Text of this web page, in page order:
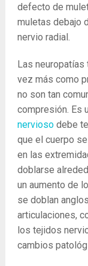
defecto de
muletas debajo
nervio radial.
Las
vez más como
no son tan
compresión. Es
nervioso debe
que el cuerpo
en las
doblarse
un aumento de
se doblan
articulaciones,
los tejidos
cambios